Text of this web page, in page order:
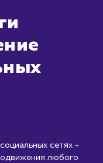
групп в
у вас нет времени
вам стоит
продвижения.
: Если